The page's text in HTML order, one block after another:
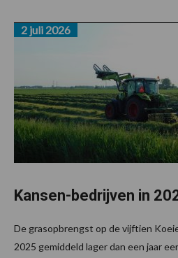
Kansen-bedrijven in
2 juli 2026
De grasopbrengst op de vijftien
2025 gemiddeld lager dan een jaar